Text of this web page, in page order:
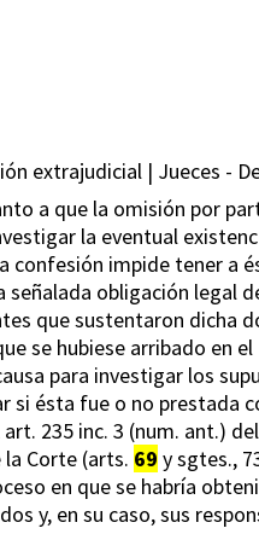
extrajudicial | Jueces -
a que la omisión por
la eventual
confesión impide tener a
señalada obligación legal
que sustentaron dicha
se hubiese arribado en
para investigar los
si ésta fue o no prestada
235 inc. 3 (num. ant.)
Corte (arts. 69 y sgtes.,
en que se habría
y, en su caso, sus